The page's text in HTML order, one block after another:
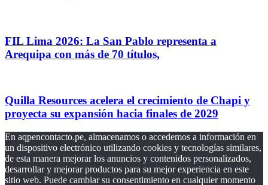
FIL Lima 2026: La San Pablo representa a
Arequipa con más de 70 títulos,
Quilla Resources acelera el crecimiento de Chapi y
proyecta su expansión hacia finales de 2029
En aqpencontacto.pe, almacenamos o accedemos a información en
un dispositivo electrónico utilizando cookies y tecnologías similares,
de esta manera mejorar los anuncios y contenidos personalizados,
desarrollar y mejorar productos para su mejor experiencia en este
sitio web. Puede cambiar su consentimiento en cualquier momento